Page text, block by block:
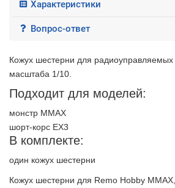
Характеристики
Вопрос-ответ
Кожух шестерни для
масштаба 1/10.
Подходит для моделей:
монстр MMAX
шорт-корс EX3
В комплекте:
один кожух шестерни
Кожух шестерни для Remo Hobby